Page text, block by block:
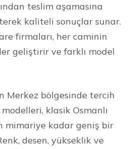
teslim aşamasına
kaliteli sonuçlar sunar.
firmaları, her caminin
geliştirir ve farklı model
Merkez bölgesinde tercih
klasik Osmanlı
mimariye kadar geniş bir
desen, yükseklik ve